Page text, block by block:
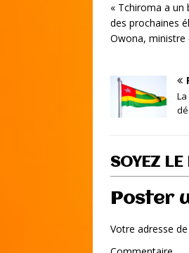
« Tchiroma a un
des prochaines
Owona, ministre
SOYEZ
Poster
Votre adresse